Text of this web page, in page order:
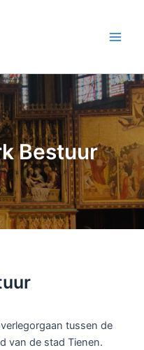
Bestuur
tussen de
van de stad Tienen.